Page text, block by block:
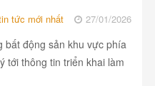
tức mới nhất 27/01/2026
bất động sản khu vực phía
tới thông tin triển khai làm